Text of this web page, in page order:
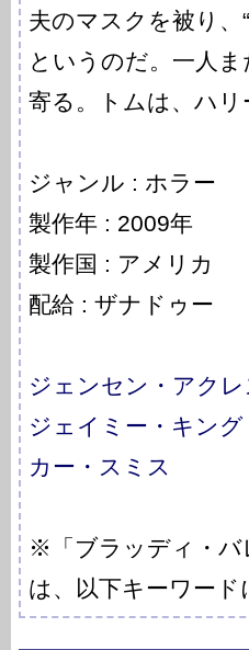
夫のマスクを被り、
というのだ。一人
寄る。トムは、ハ
ジャンル : ホラー
製作年 : 2009年
製作国 : アメリカ
配給 : ザナドゥー
ジェンセン・アクレ
ジェイミー・キング
カー・スミス
※「ブラッディ・バ
は、以下キーワー